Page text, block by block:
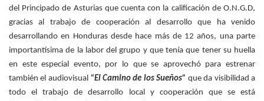
del Principado de Asturias que cuenta con la calificación de O.N.G.D,
gracias al trabajo de cooperación al desarrollo que ha venido
desarrollando en Honduras desde hace más de 12 años, una parte
importantísima de la labor del grupo y que tenía que tener su huella
en este especial evento, por lo que se aprovechó para estrenar
también el audiovisual “El Camino de los Sueños” que da visibilidad a
todo el trabajo de desarrollo local y cooperación que se está